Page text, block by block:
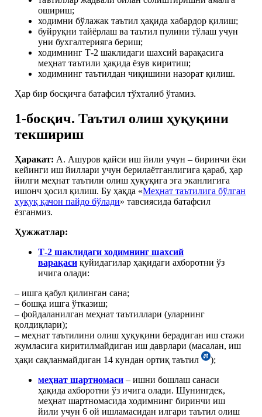
ошириш;
ходимни бўлажак таътил ҳақида хабардор қилиш;
буйруқни тайёрлаш ва таътил пулини тўлаш учун
уни бухгалтерияга бериш;
ходимнинг Т-2 шаклидаги шахсий варақасига
меҳнат таътили ҳақида ёзув киритиш;
ходимнинг таътилдан чиқишини назорат қилиш.
Ҳар бир босқичга батафсил тўхталиб ўтамиз.
1-босқич. Таътил олиш ҳуқуқини
текшириш
Ҳаракат: А. Ашуров қайси иш йили учун – биринчи ёки
кейинги иш йиллари учун берилаётганлигига қараб, ҳар
йилги меҳнат таътили олиш ҳуқуқига эга эканлигига
ишонч ҳосил қилиш. Бу ҳақда «Меҳнат таътилига бўлган
ҳуқуқ қачон пайдо бўлади» тавсиясида батафсил
ёзганмиз.
Ҳужжатлар:
Т-2 шаклидаги ходимнинг шахсий
варақаси қуйидагилар ҳақидаги ахборотни ўз
ичига олади:
– ишга қабул қилинган сана;
– бошқа ишга ўтказиш;
– фойдаланилган меҳнат таътиллари (уларнинг
қолдиқлари);
– меҳнат таътилини олиш ҳуқуқини берадиган иш стажи
жумласига киритилмайдиган иш даврлари (масалан, иш
ҳақи сақланмайдиган 14 кундан ортиқ таътил
);
меҳнат шартномаси – ишни бошлаш санаси
ҳақида ахборотни ўз ичига олади. Шунингдек,
меҳнат шартномасида ходимнинг биринчи иш
йили учун 6 ой ишламасидан илгари таътил олиш